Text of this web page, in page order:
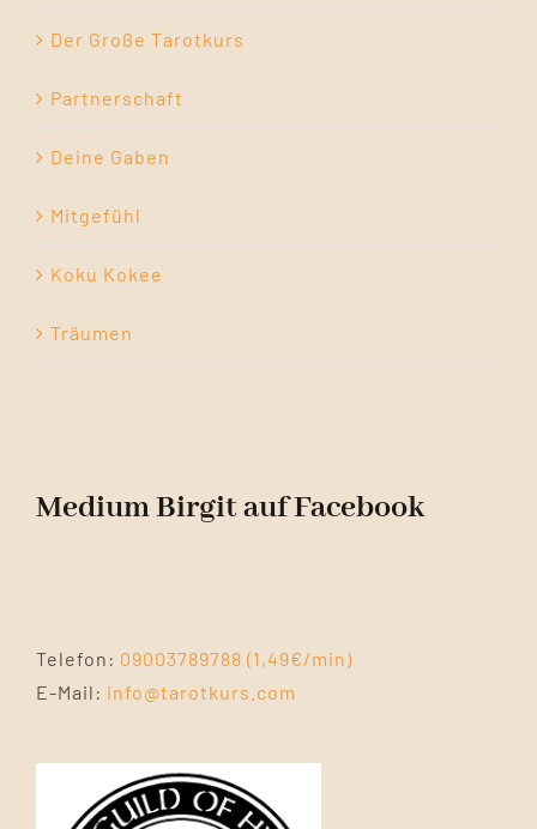
Der Große Tarotkurs
Partnerschaft
Deine Gaben
Mitgefühl
Koku Kokee
Träumen
Medium Birgit auf Facebook
Telefon: 09003789788 (1,49€/min)
E-Mail: info@tarotkurs.com